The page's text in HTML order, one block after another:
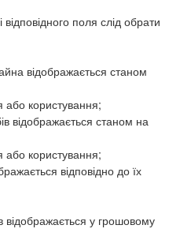
поля слід обрати
відображається станом
або користування;
відображається станом на
або користування;
відповідно до їх
відображається у грошовому